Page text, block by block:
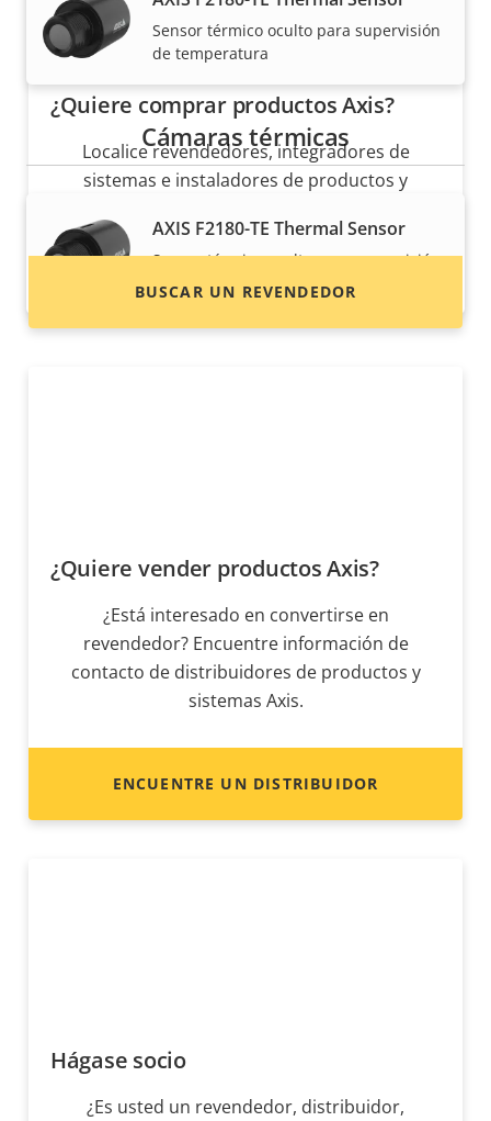
Sensor térmico oculto para supervisión
de temperatura
Cámaras térmicas
AXIS F2180-TE Thermal Sensor
Sensor térmico oculto para supervisión
de temperatura
¿Quiere comprar productos Axis?
Localice revendedores, integradores de
sistemas e instaladores de productos y
BUSCAR UN REVENDEDOR
¿Quiere vender productos Axis?
¿Está interesado en convertirse en
revendedor? Encuentre información de
contacto de distribuidores de productos y
sistemas Axis.
ENCUENTRE UN DISTRIBUIDOR
Hágase socio
¿Es usted un revendedor, distribuidor,